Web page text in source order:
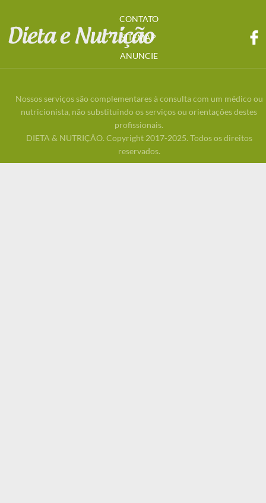
CONTATO
SITEMAP
ANUNCIE
Nossos serviços são complementares à consulta com um médico ou
nutricionista, não substituindo os serviços ou orientações destes
profissionais.
DIETA & NUTRIÇÃO. Copyright 2017-2025. Todos os direitos
reservados.